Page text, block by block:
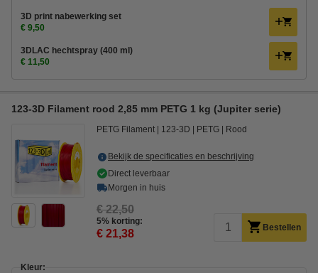
3D print nabewerking set
€ 9,50
3DLAC hechtspray (400 ml)
€ 11,50
123-3D Filament rood 2,85 mm PETG 1 kg (Jupiter serie)
PETG Filament 123-3D PETG Rood
Bekijk de specificaties en beschrijving
Direct leverbaar
Morgen in huis
€ 22,50
5% korting:
€ 21,38 Bestellen
Kleur: